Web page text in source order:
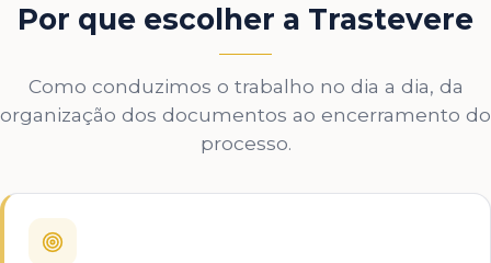
Por que escolher a Trastevere
Como conduzimos o trabalho no dia a dia, da
organização dos documentos ao encerramento do
processo.